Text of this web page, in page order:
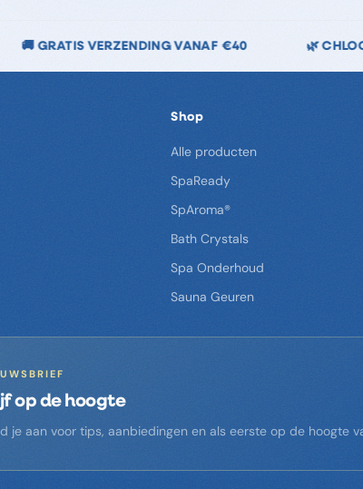
🌿 CHLOORVRIJ & CHLOOR-ARM ONDERHOUD
Shop
Alle producten
SpaReady
SpAroma®
Bath Crystals
Spa Onderhoud
Sauna Geuren
op de hoogte
je aan voor tips, aanbiedingen en als eerste op de hoogte